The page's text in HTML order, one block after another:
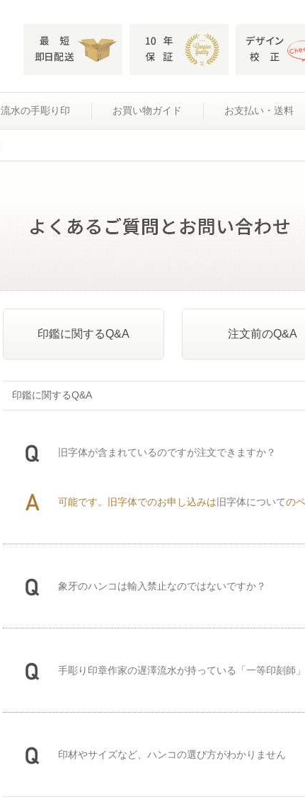
流水の手彫り印 お買い物ガイド お支払い・送料
印鑑に関するQ&A 注文前のQ&A
印鑑に関するQ&A
旧字体が含まれているのですが注文できますか？
可能です。旧字体でのお申し込みは 旧字体についての
象牙のハンコは輸入禁止なのではないですか？
手彫り印章作家の遅澤流水が持っている「一等印刻師
印材やサイズなど、ハンコの選び方がわかりません